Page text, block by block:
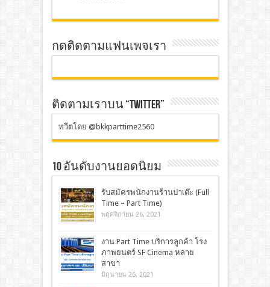
กดติดตามแฟนเพจเรา
ติดตามเราบน “TWITTER”
ทวีตโดย @bkkparttime2560
10 อันดับงานยอดนิยม
รับสมัครพนักงานร้านปาเต๊ะ (Full
Time – Part Time)
พฤศจิกายน 26, 2021
งาน Part Time บริการลูกค้า โรง
ภาพยนตร์ SF Cinema หลาย
สาขา
มิถุนายน 26, 2021